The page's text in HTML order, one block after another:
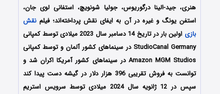
هنری، جید-الینا درگوریوس، جولیا شونویچ، استفانی لوی جان،
استفن یونگ و غیره در آن به ایفای نقش پرداخته‌اند؛ فیلم نقش
بازی
اولین بار در تاریخ 14 دسامبر سال 2023 میلادی توسط کمپانی‌
StudioCanal Germany در سینماهای کشور آلمان و توسط کمپانی
Amazon MGM Studios در سینماهای کشور آمریکا اکران شد و
توانست به فروش تقریبی 396 هزار دلار در گیشه دست پیدا کند
سپس در 12 ژانویه سال 2024 میلادی توسط سرویس استریم